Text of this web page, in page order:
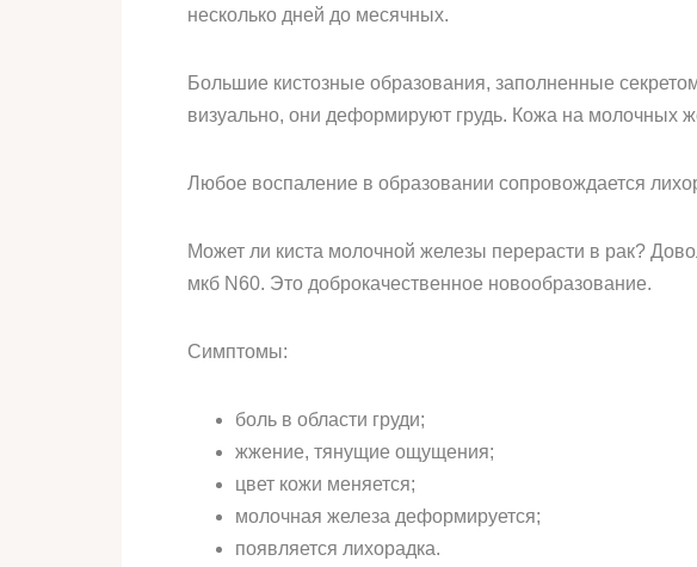
несколько дней до месячных.
Большие кистозные образования, заполненные
визуально, они деформируют грудь. Кожа на молочных
Любое воспаление в образовании сопровождается
Может ли киста молочной железы перерасти в рак?
мкб N60. Это доброкачественное новообразование.
Симптомы:
боль в области груди;
жжение, тянущие ощущения;
цвет кожи меняется;
молочная железа деформируется;
появляется лихорадка.